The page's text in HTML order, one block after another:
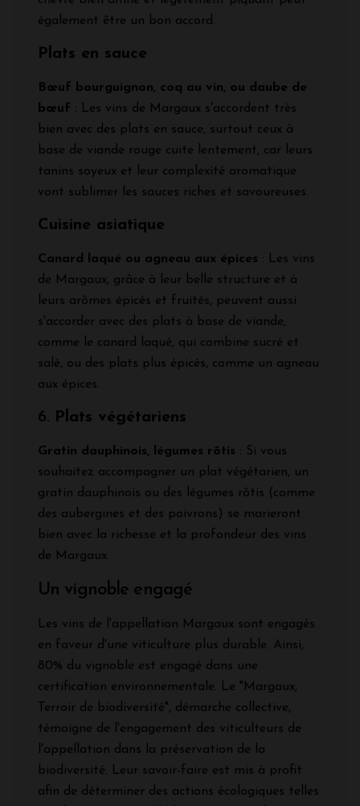
également être un bon accord.
Plats en sauce
Bœuf bourguignon, coq au vin, ou daube de
bœuf : Les vins de Margaux s'accordent très
bien avec des plats en sauce, surtout ceux à
base de viande rouge cuite lentement, car leurs
tanins soyeux et leur complexité aromatique
vont sublimer les sauces riches et savoureuses.
Cuisine asiatique
Canard laqué ou agneau aux épices : Les vins
de Margaux, grâce à leur belle structure et à
leurs arômes épicés et fruités, peuvent aussi
s'accorder avec des plats à base de viande,
comme le canard laqué, qui combine sucré et
salé, ou des plats plus épicés, comme un agneau
aux épices.
6. Plats végétariens
Gratin dauphinois, légumes rôtis : Si vous
souhaitez accompagner un plat végétarien, un
gratin dauphinois ou des légumes rôtis (comme
des aubergines et des poivrons) se marieront
bien avec la richesse et la profondeur des vins
de Margaux.
Un vignoble engagé
Les vins de l'appellation Margaux sont engagés
en faveur d'une viticulture plus durable. Ainsi,
80% du vignoble est engagé dans une
certification environnementale. Le "Margaux,
Terroir de biodiversité", démarche collective,
témoigne de l'engagement des viticulteurs de
l'appellation dans la préservation de la
biodiversité. Leur savoir-faire est mis à profit
afin de déterminer des actions écologiques telles